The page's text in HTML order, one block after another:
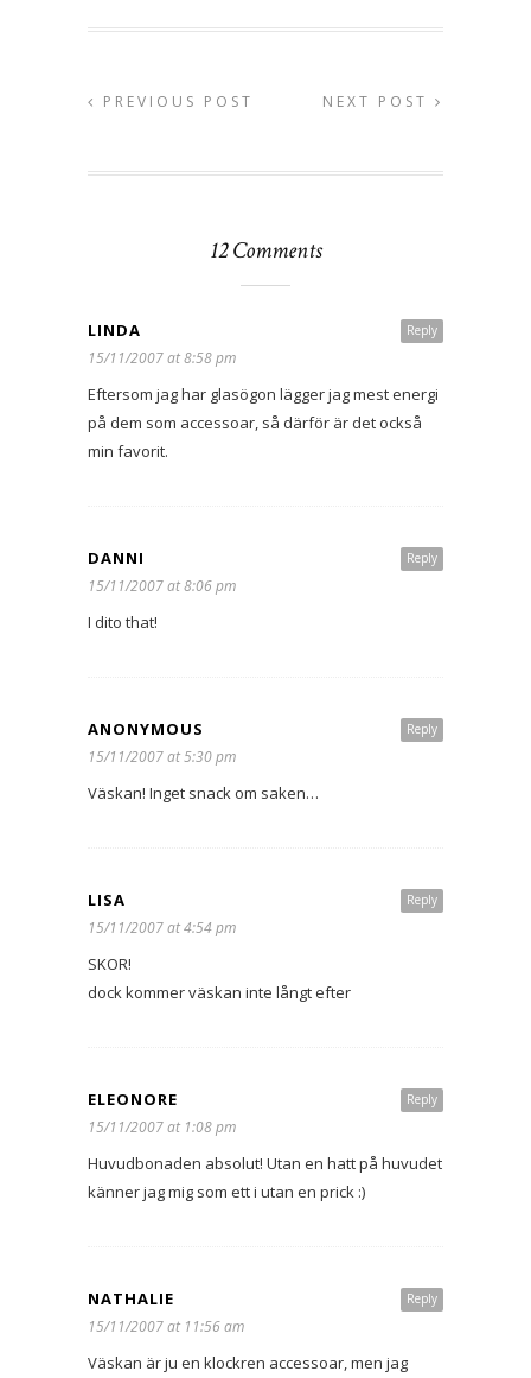
PREVIOUS POST NEXT POST
12 Comments
Reply
LINDA
15/11/2007 at 8:58 pm
Eftersom jag har glasögon lägger jag mest energi
på dem som accessoar, så därför är det också
min favorit.
Reply
DANNI
15/11/2007 at 8:06 pm
I dito that!
Reply
ANONYMOUS
15/11/2007 at 5:30 pm
Väskan! Inget snack om saken…
Reply
LISA
15/11/2007 at 4:54 pm
SKOR!
dock kommer väskan inte långt efter
Reply
ELEONORE
15/11/2007 at 1:08 pm
Huvudbonaden absolut! Utan en hatt på huvudet
känner jag mig som ett i utan en prick :)
Reply
NATHALIE
15/11/2007 at 11:56 am
Väskan är ju en klockren accessoar, men jag